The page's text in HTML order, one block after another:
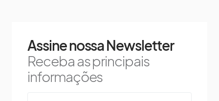
Assine nossa Newsletter
Receba as principais
informações